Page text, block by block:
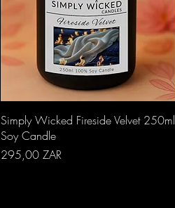
Aperçu rapide
Simply Wicked Fireside Velvet 250ml
Soy Candle
Prix
295,00 ZAR